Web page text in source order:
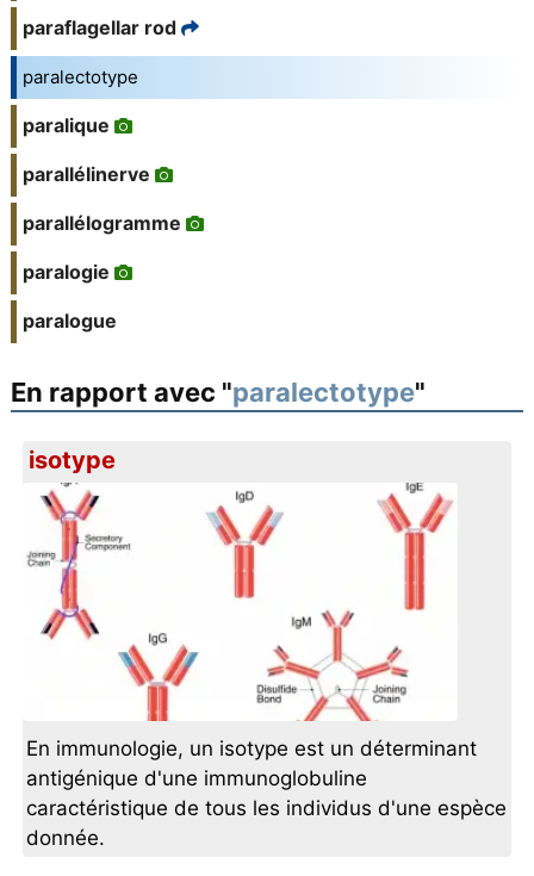
paraflagellar rod
paralectotype
paralique
parallélinerve
parallélogramme
paralogie
paralogue
En rapport avec "paralectotype"
isotype
En immunologie, un isotype est un déterminant
antigénique d'une immunoglobuline
caractéristique de tous les individus d'une espèce
donnée.